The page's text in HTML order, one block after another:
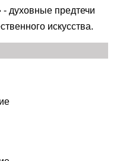
духовные предтечи
искусства.